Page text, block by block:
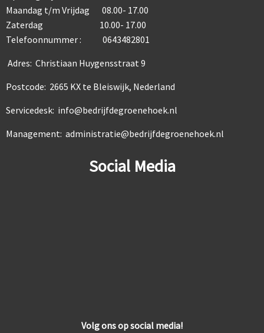
Maandag t/m Vrijdag 08.00- 17.00
Zaterdag 10.00- 17.00
Telefoonnummer : 0643482801
Adres: Christiaan Huygensstraat 9
Postcode: 2665 KX te Bleiswijk, Nederland
Servicedesk: info@bedrijfdegroenehoek.nl
Management: administratie@bedrijfdegroenehoek.nl
Social Media
Volg ons op social media!